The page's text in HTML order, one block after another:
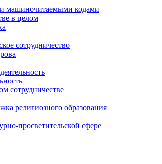
машиночитаемыми кодами
в целом
сотрудничество
сотрудничестве
религиозного образования
просветительской сфере